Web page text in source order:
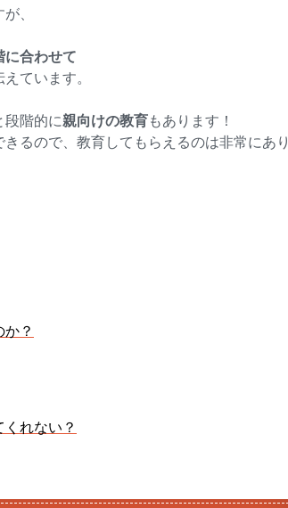
、
に合わせて
ています。
階的に親向けの教育もあります！
るので、教育してもらえるのは非常にあり
？
れない？